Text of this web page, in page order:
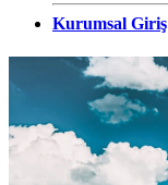
Kurumsal Giriş